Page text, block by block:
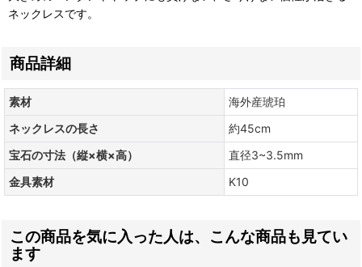
ネックレスです。
商品詳細
素材
海外産琥珀
ネックレスの長さ
約45cm
宝石の寸法（縦×横×高）
直径3~3.5mm
金具素材
K10
この商品を気に入った人は、こんな商品も見てい
ます